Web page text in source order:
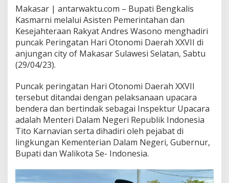
Makasar | antarwaktu.com – Bupati Bengkalis
Kasmarni melalui Asisten Pemerintahan dan
Kesejahteraan Rakyat Andres Wasono menghadiri
puncak Peringatan Hari Otonomi Daerah XXVII di
anjungan city of Makasar Sulawesi Selatan, Sabtu
(29/04/23).
Puncak peringatan Hari Otonomi Daerah XXVII
tersebut ditandai dengan pelaksanaan upacara
bendera dan bertindak sebagai Inspektur Upacara
adalah Menteri Dalam Negeri Republik Indonesia
Tito Karnavian serta dihadiri oleh pejabat di
lingkungan Kementerian Dalam Negeri, Gubernur,
Bupati dan Walikota Se- Indonesia.